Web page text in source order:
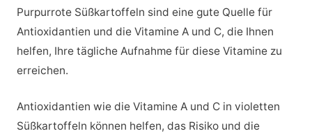
Purpurrote Süßkartoffeln sind eine gute Quelle für
Antioxidantien und die Vitamine A und C, die Ihnen
helfen, Ihre tägliche Aufnahme für diese Vitamine zu
erreichen.
Antioxidantien wie die Vitamine A und C in violetten
Süßkartoffeln können helfen, das Risiko und die